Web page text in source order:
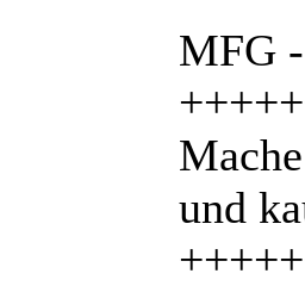
MFG
und